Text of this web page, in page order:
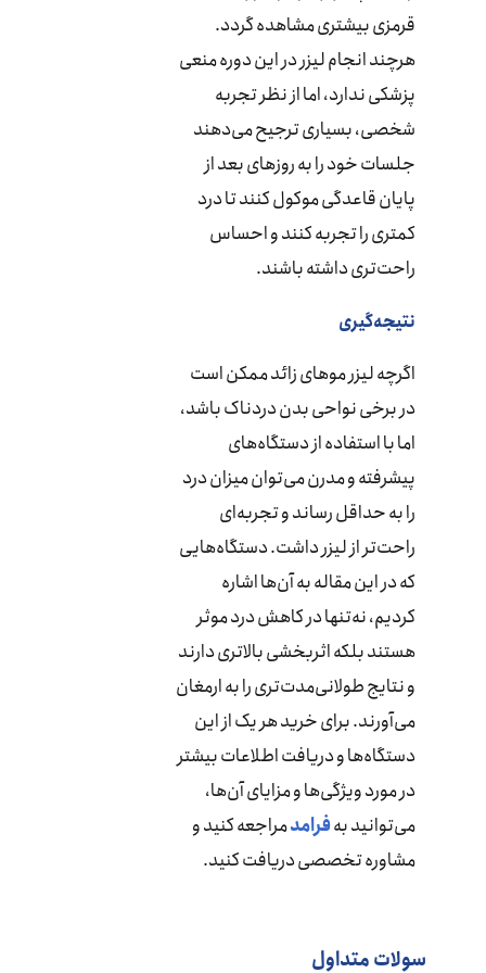
قرمزی بیشتری مشاهده گردد.
هرچند انجام لیزر در این دوره منعی
پزشکی ندارد، اما از نظر تجربه
شخصی، بسیاری ترجیح می‌دهند
جلسات خود را به روزهای بعد از
پایان قاعدگی موکول کنند تا درد
کمتری را تجربه کنند و احساس
راحت‌تری داشته باشند.
نتیجه‌گیری
اگرچه لیزر موهای زائد ممکن است
در برخی نواحی بدن دردناک باشد،
اما با استفاده از دستگاه‌های
پیشرفته و مدرن می‌توان میزان درد
را به حداقل رساند و تجربه‌ای
راحت‌تر از لیزر داشت. دستگاه‌هایی
که در این مقاله به آن‌ها اشاره
کردیم، نه‌تنها در کاهش درد موثر
هستند بلکه اثربخشی بالاتری دارند
و نتایج طولانی‌مدت‌تری را به ارمغان
می‌آورند. برای خرید هر یک از این
دستگاه‌ها و دریافت اطلاعات بیشتر
در مورد ویژگی‌ها و مزایای آن‌ها،
می‌توانید بهفرامدمراجعه کنید و
مشاوره تخصصی دریافت کنید.
سولات متداول